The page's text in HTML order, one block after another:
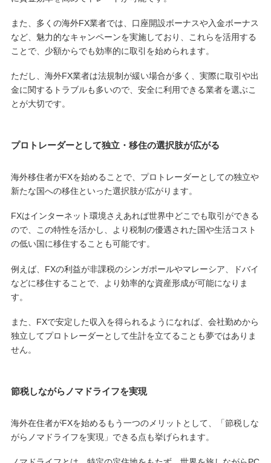
また、多くの海外FX業者では、口座開設ボーナスや入金ボーナス
など、魅力的なキャンペーンを実施しており、これらを活用する
ことで、少額からでも効率的に取引を始められます。
ただし、海外FX業者は法規制が緩い場合が多く、実際に取引や出
金に関するトラブルも多いので、安全に利用できる業者を選ぶこ
とが大切です。
プロトレーダーとして独立・移住の選択肢が広がる
海外移住者がFXを始めることで、プロトレーダーとしての独立や
新たな国への移住といった選択肢が広がります。
FXはインターネット環境さえあれば世界中どこでも取引ができる
ので、この特性を活かし、より税制の優遇された国や生活コスト
の低い国に移住することも可能です。
例えば、FXの利益が非課税のシンガポールやマレーシア、ドバイ
などに移住することで、より効率的な資産形成が可能になりま
す。
また、FXで安定した収入を得られるようになれば、会社勤めから
独立してプロトレーダーとして生計を立てることも夢ではありま
せん。
節税しながらノマドライフを実現
海外在住者がFXを始めるもう一つのメリットとして、「節税しな
がらノマドライフを実現」できる点も挙げられます。